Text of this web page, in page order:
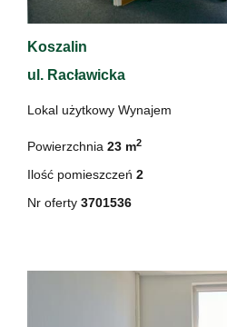
Koszalin
ul. Racławicka
Lokal użytkowy Wynajem
Powierzchnia 23 m2
Ilość pomieszczeń 2
Nr oferty 3701536